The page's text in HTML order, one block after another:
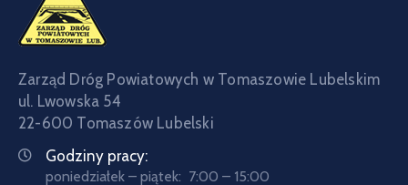
Zarząd Dróg Powiatowych w Tomaszowie Lubelskim
ul. Lwowska 54
22-600 Tomaszów Lubelski
Godziny pracy:
poniedziałek – piątek: 7:00 – 15:00